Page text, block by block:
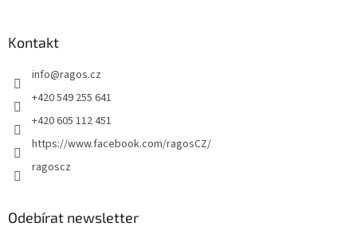
Kontakt
info@ragos.cz
+420 549 255 641
+420 605 112 451
https://www.facebook.com/ragosCZ/
ragoscz
Odebírat newsletter